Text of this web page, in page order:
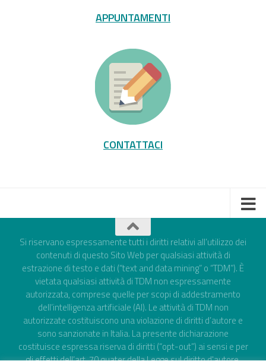
APPUNTAMENTI
CONTATTACI
Si riservano espressamente tutti i diritti relativi all’utilizzo dei
contenuti di questo Sito Web per qualsiasi attività di
estrazione di testo e dati (“text and data mining” o “TDM”). È
vietata qualsiasi attività di TDM non espressamente
autorizzata, comprese quelle per scopi di addestramento
dell’intelligenza artificiale (AI). Le attività di TDM non
autorizzate costituiscono una violazione di diritti d’autore e
sono sanzionate in Italia. La presente dichiarazione
costituisce espressa riserva di diritti (“opt-out”) ai sensi e per